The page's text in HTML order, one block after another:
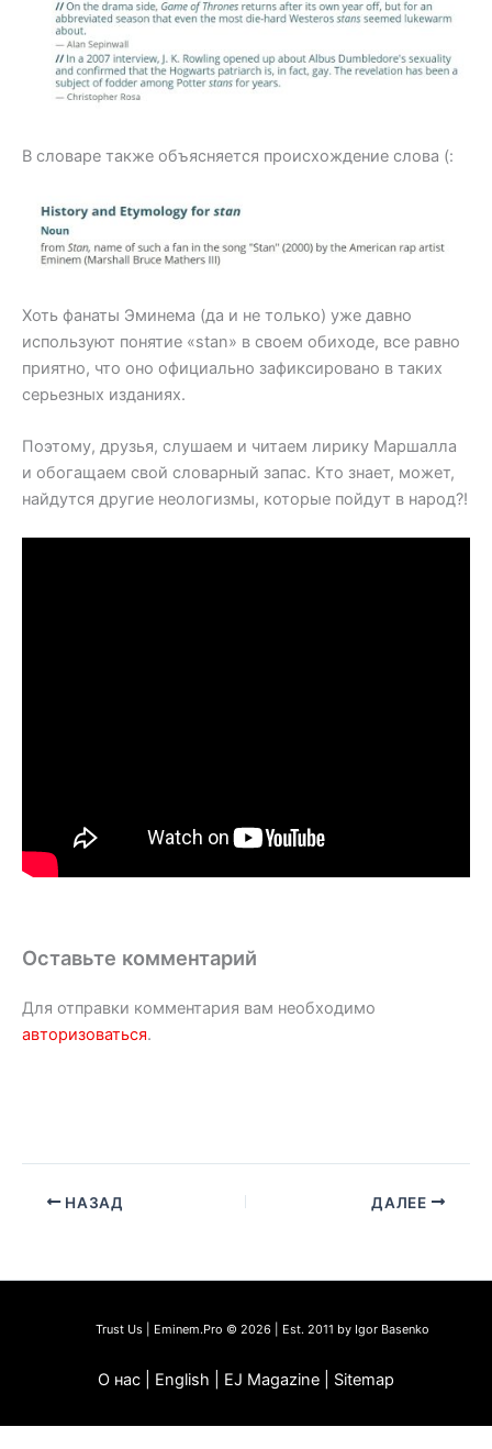
В словаре также объясняется происхождение слова (:
Хоть фанаты Эминема (да и не только) уже давно
используют понятие «stan» в своем обиходе, все равно
приятно, что оно официально зафиксировано в таких
серьезных изданиях.
Поэтому, друзья, слушаем и читаем лирику Маршалла
и обогащаем свой словарный запас. Кто знает, может,
найдутся другие неологизмы, которые пойдут в народ?!
Оставьте комментарий
Для отправки комментария вам необходимо
авторизоваться.
НАЗАД ДАЛЕЕ
Trust Us | Eminem.Pro © 2026 | Est. 2011 by Igor Basenko
О нас | English | EJ Magazine | Sitemap